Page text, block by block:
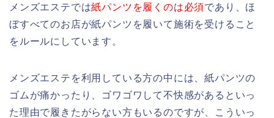
メンズエステでは紙パンツを履くのは必須であり、ほ
ぼすべてのお店が紙パンツを履いて施術を受けること
をルールにしています。
メンズエステを利用している方の中には、紙パンツの
ゴムが痛かったり、ゴワゴワして不快感があるといっ
た理由で履きたがらない方もいるのですが、こういっ